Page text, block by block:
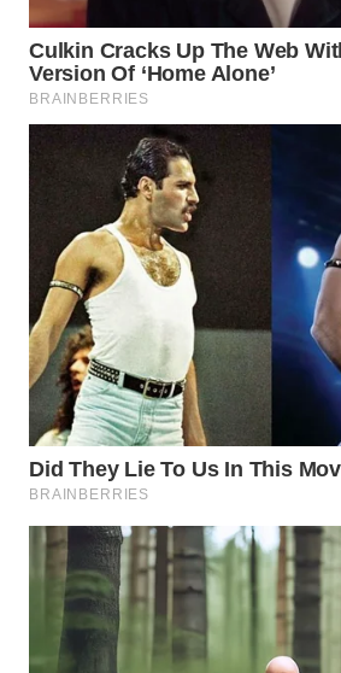
WN
KARO
WN
SIMALUNGUN
LABUHANBATU
WN
TAPANULI
TENGAH
WN DELI
SERDANG
WN
TINGGI
WN
PAKPAK